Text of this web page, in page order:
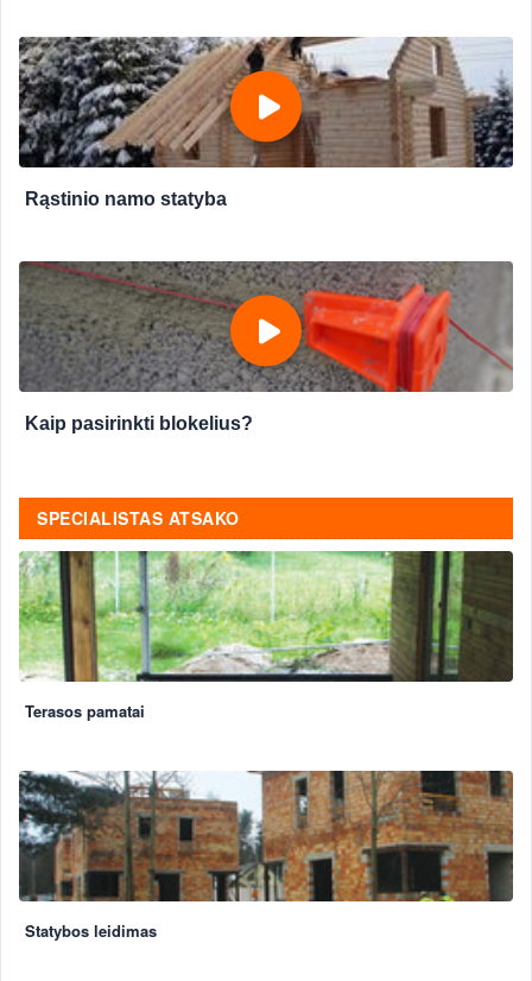
Rąstinio namo statyba
Kaip pasirinkti blokelius?
SPECIALISTAS ATSAKO
Terasos pamatai
Statybos leidimas